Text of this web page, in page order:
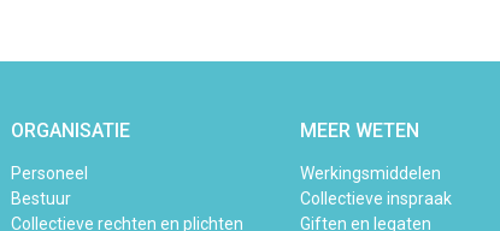
ORGANISATIE
Personeel
Bestuur
Collectieve rechten en plichten
MEER WETEN
Werkingsmiddelen
Collectieve inspraak
Giften en legaten